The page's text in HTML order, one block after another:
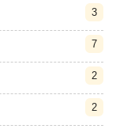
3
7
2
2